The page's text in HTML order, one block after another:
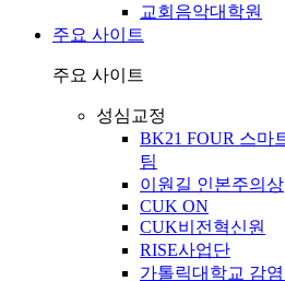
교회음악대학원
주요 사이트
주요 사이트
성심교정
BK21 FOUR 스마
팀
이원길 인본주의상
CUK ON
CUK비전혁신원
RISE사업단
가톨릭대학교 감